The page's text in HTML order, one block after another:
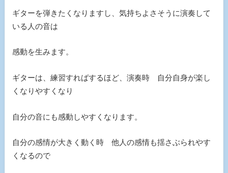
ギターを弾きたくなりますし、気持ちよさそうに演奏して
いる人の音は
感動を生みます。
ギターは、練習すればするほど、演奏時 自分自身が楽し
くなりやすくなり
自分の音にも感動しやすくなります。
自分の感情が大きく動く時 他人の感情も揺さぶられやす
くなるので